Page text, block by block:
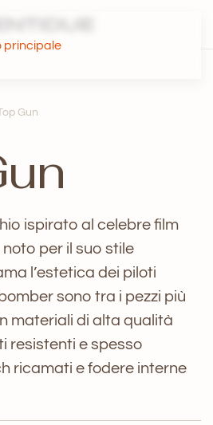
principale
Gun
ispirato al celebre film
per il suo stile
l’estetica dei piloti
sono tra i pezzi più
materiali di alta qualità
resistenti e spesso
ricamati e fodere interne